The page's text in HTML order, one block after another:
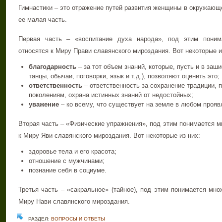
Гимнастики – это отражение путей развития женщины в
ее малая часть.
Первая часть – «воспитание духа народа», под этим
относятся к Миру Прави славянского мироздания. Вот некоторые
благодарность– за тот объем знаний, которые, пусть и в
танцы, обычаи, поговорки, язык и т.д.), позволяют оценить это;
ответственность– ответственность за сохранение
поколениям, охрана истинных знаний от недостойных;
уважение– ко всему, что существует на земле в любом
Вторая часть – «Физические упражнения», под этим понимается
к Миру Яви славянского мироздания. Вот некоторые из них:
здоровье тела и его красота;
отношение с мужчинами;
познание себя в социуме.
Третья часть – «сакральное» (тайное), под этим понимается
Миру Нави славянского мироздания.
РАЗДЕЛ: ВОПРОСЫ И ОТВЕТЫ